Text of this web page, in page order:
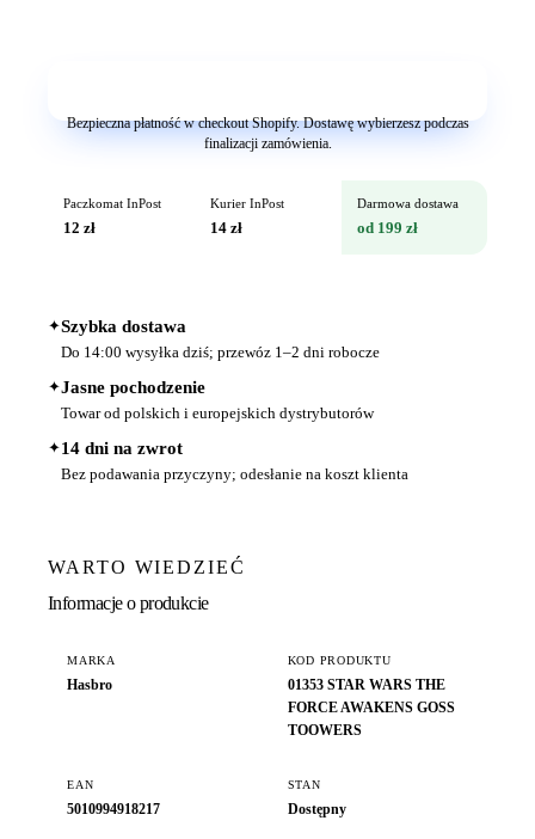
Bezpieczna płatność w checkout Shopify. Dostawę wybierzesz podczas
finalizacji zamówienia.
Paczkomat InPost
12 zł
Kurier InPost
14 zł
Darmowa dostawa
od 199 zł
✦Szybka dostawa
Do 14:00 wysyłka dziś; przewóz 1–2 dni robocze
✦Jasne pochodzenie
Towar od polskich i europejskich dystrybutorów
✦14 dni na zwrot
Bez podawania przyczyny; odesłanie na koszt klienta
WARTO WIEDZIEĆ
Informacje o produkcie
MARKA
Hasbro
KOD PRODUKTU
01353 STAR WARS THE
FORCE AWAKENS GOSS
TOOWERS
EAN
5010994918217
STAN
Dostępny